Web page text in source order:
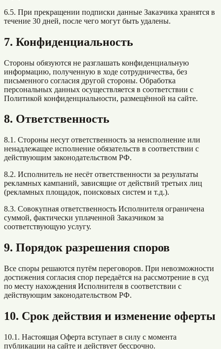
6.5. При прекращении подписки данные Заказчика хранятся в
течение 30 дней, после чего могут быть удалены.
7. Конфиденциальность
Стороны обязуются не разглашать конфиденциальную
информацию, полученную в ходе сотрудничества, без
письменного согласия другой стороны. Обработка
персональных данных осуществляется в соответствии с
Политикой конфиденциальности, размещённой на сайте.
8. Ответственность
8.1. Стороны несут ответственность за неисполнение или
ненадлежащее исполнение обязательств в соответствии с
действующим законодательством РФ.
8.2. Исполнитель не несёт ответственности за результаты
рекламных кампаний, зависящие от действий третьих лиц
(рекламных площадок, поисковых систем и т.д.).
8.3. Совокупная ответственность Исполнителя ограничена
суммой, фактически уплаченной Заказчиком за
соответствующую услугу.
9. Порядок разрешения споров
Все споры решаются путём переговоров. При невозможности
достижения согласия спор передаётся на рассмотрение в суд
по месту нахождения Исполнителя в соответствии с
действующим законодательством РФ.
10. Срок действия и изменение оферты
10.1. Настоящая Оферта вступает в силу с момента
публикации на сайте и действует бессрочно.